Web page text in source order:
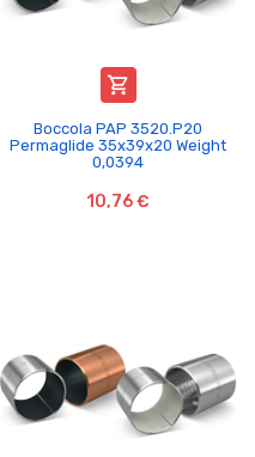

Boccola PAP 3520.P20
Permaglide 35x39x20 Weight
0,0394
10,76 €